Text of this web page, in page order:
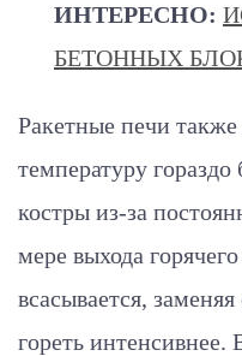
ИНТЕРЕСНО:
БЕТОННЫХ
Ракетные печи также
температуру
костры из-за
мере выхода
всасывается,
гореть интенсивнее.